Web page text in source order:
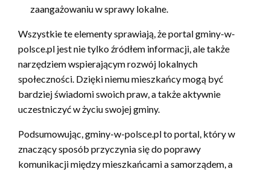
zaangażowaniu w sprawy lokalne.
Wszystkie te elementy sprawiają, że portal gminy-w-
polsce.pl jest nie tylko źródłem informacji, ale także
narzędziem wspierającym rozwój lokalnych
społeczności. Dzięki niemu mieszkańcy mogą być
bardziej świadomi swoich praw, a także aktywnie
uczestniczyć w życiu swojej gminy.
Podsumowując, gminy-w-polsce.pl to portal, który w
znaczący sposób przyczynia się do poprawy
komunikacji między mieszkańcami a samorządem, a